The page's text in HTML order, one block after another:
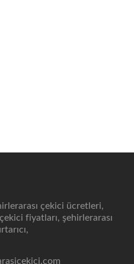
çekici ücretleri,
fiyatları, şehirlerarası